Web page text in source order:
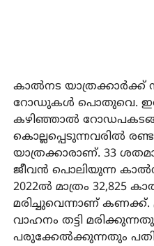
കാല്‍നട യാത്രക്കാര്‍ക്ക്
റോഡുകള്‍ പൊതുവെ.
കഴിഞ്ഞാല്‍
കൊല്ലപ്പെടുന്നവരില്‍
യാത്രക്കാരാണ്. 33
ജീവന്‍ പൊലിയുന്ന
2022ല്‍ മാത്രം 32,825
മരിച്ചുവെന്നാണ് കണക്ക്.
വാഹനം തട്ടി
പരുക്കേല്‍ക്കുന്നതും